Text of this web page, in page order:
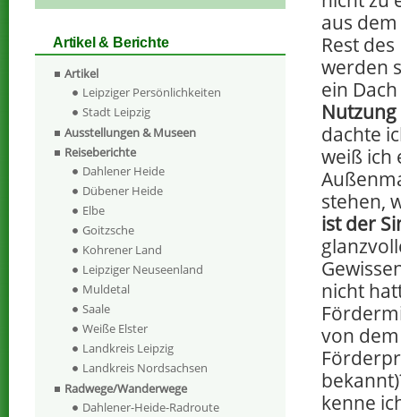
aus
Rest
werden
ein
Nutzung
dachte
weiß ich
stehen,
ist der
nicht
von
kenne
Artikel & Berichte
Artikel
Leipziger Persönlichkeiten
Stadt Leipzig
Ausstellungen & Museen
Reiseberichte
Dahlener Heide
Dübener Heide
Elbe
Goitzsche
Kohrener Land
Leipziger Neuseenland
Muldetal
Saale
Weiße Elster
Landkreis Leipzig
Landkreis Nordsachsen
Radwege/Wanderwege
Dahlener-Heide-Radroute